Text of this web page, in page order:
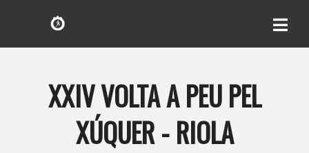
XXIV VOLTA A PEU PEL
XÚQUER - RIOLA